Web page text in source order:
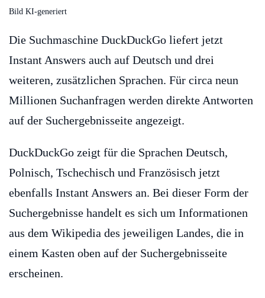
Bild KI-generiert
Die Suchmaschine DuckDuckGo liefert jetzt
Instant Answers auch auf Deutsch und drei
weiteren, zusätzlichen Sprachen. Für circa neun
Millionen Suchanfragen werden direkte Antworten
auf der Suchergebnisseite angezeigt.
DuckDuckGo zeigt für die Sprachen Deutsch,
Polnisch, Tschechisch und Französisch jetzt
ebenfalls Instant Answers an. Bei dieser Form der
Suchergebnisse handelt es sich um Informationen
aus dem Wikipedia des jeweiligen Landes, die in
einem Kasten oben auf der Suchergebnisseite
erscheinen.